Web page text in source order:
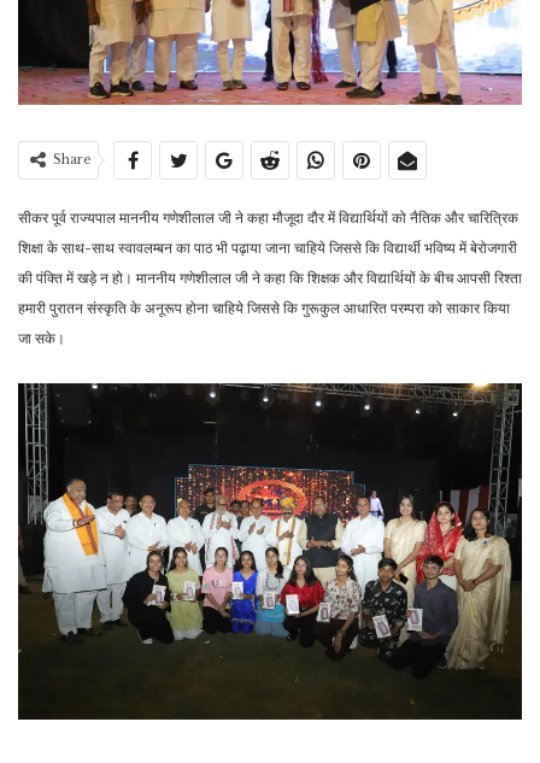
Share
सीकर पूर्व राज्यपाल माननीय गणेशीलाल जी ने कहा मौजूदा दौर में विद्यार्थियों को नैतिक और चारित्रिक
शिक्षा के साथ-साथ स्वावलम्बन का पाठ भी पढ़ाया जाना चाहिये जिससे कि विद्यार्थी भविष्य में बेरोजगारी
की पंक्ति में खड़े न हो। माननीय गणेशीलाल जी ने कहा कि शिक्षक और विद्यार्थियों के बीच आपसी रिश्ता
हमारी पुरातन संस्कृति के अनूरूप होना चाहिये जिससे कि गुरूकुल आधारित परम्परा को साकार किया
जा सके।